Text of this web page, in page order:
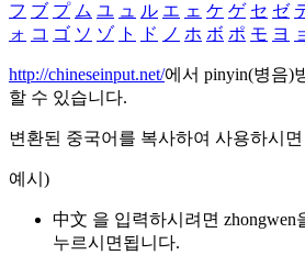
フ ブ プ ム ユ ュ ル エ ェ ケ ゲ セ ゼ
ォ コ ゴ ソ ゾ ト ド ノ ホ ボ ポ モ ヨ
http://chineseinput.net/에서 pinyin(병음)
할 수 있습니다.
변환된 중국어를 복사하여 사용하시
예시)
中文 을 입력하시려면 zhongwen
누르시면됩니다.